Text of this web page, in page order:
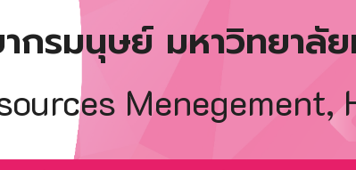
กรมนุษย์ มหาวิทยาลั